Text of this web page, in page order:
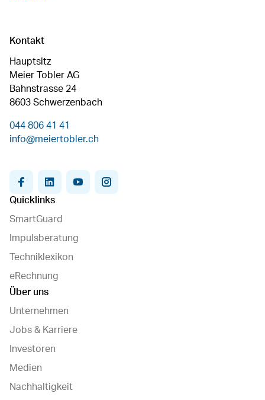
Kontakt
Hauptsitz
Meier Tobler AG
Bahnstrasse 24
8603 Schwerzenbach
044 806 41 41
info@meiertobler.ch
facebooklinkedin youtubeinstagram
Quicklinks
SmartGuard
Impulsberatung
Techniklexikon
eRechnung
Über uns
Unternehmen
Jobs & Karriere
Investoren
Medien
Nachhaltigkeit